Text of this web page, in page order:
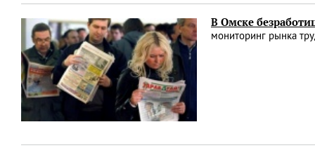
В Омске
мониторинг рынка